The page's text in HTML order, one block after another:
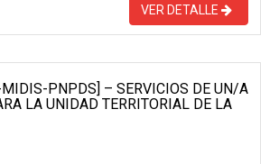
VER DETALLE
PNPDS] – SERVICIOS DE UN/A
LA UNIDAD TERRITORIAL DE LA